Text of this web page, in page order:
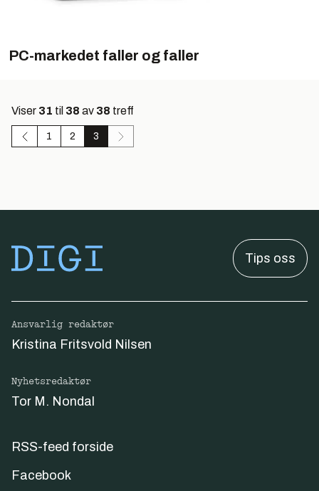
PC-markedet faller og faller
Viser 31 til 38 av 38 treff
1 2 3
Tips oss
Ansvarlig redaktør
Kristina Fritsvold Nilsen
Nyhetsredaktør
Tor M. Nondal
RSS-feed forside
Facebook